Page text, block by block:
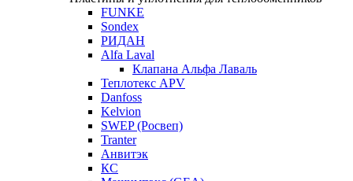
FUNKE
Sondex
РИДАН
Alfa Laval
Клапана Альфа Лаваль
Теплотекс APV
Danfoss
Kelvion
SWEP (Росвеп)
Tranter
Анвитэк
КС